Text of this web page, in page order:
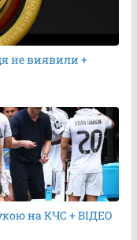
не виявили +
на КЧС + ВІДЕО